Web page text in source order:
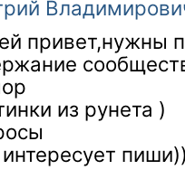
привет,нужны
из рунета )